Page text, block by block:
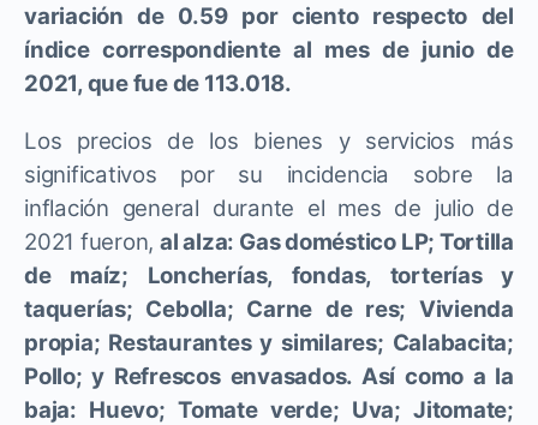
variación de 0.59 por ciento respecto del
índice correspondiente al mes de junio de
2021, que fue de 113.018.
Los precios de los bienes y servicios más
significativos por su incidencia sobre la
inflación general durante el mes de julio de
2021 fueron,al alza: Gas doméstico LP; Tortilla
de maíz; Loncherías, fondas, torterías y
taquerías; Cebolla; Carne de res; Vivienda
propia; Restaurantes y similares; Calabacita;
Pollo; y Refrescos envasados. Así como a la
baja: Huevo; Tomate verde; Uva; Jitomate;